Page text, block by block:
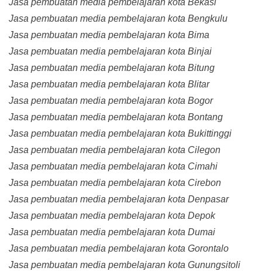
Jasa pembuatan media pembelajaran kota Bekasi
Jasa pembuatan media pembelajaran kota Bengkulu
Jasa pembuatan media pembelajaran kota Bima
Jasa pembuatan media pembelajaran kota Binjai
Jasa pembuatan media pembelajaran kota Bitung
Jasa pembuatan media pembelajaran kota Blitar
Jasa pembuatan media pembelajaran kota Bogor
Jasa pembuatan media pembelajaran kota Bontang
Jasa pembuatan media pembelajaran kota Bukittinggi
Jasa pembuatan media pembelajaran kota Cilegon
Jasa pembuatan media pembelajaran kota Cimahi
Jasa pembuatan media pembelajaran kota Cirebon
Jasa pembuatan media pembelajaran kota Denpasar
Jasa pembuatan media pembelajaran kota Depok
Jasa pembuatan media pembelajaran kota Dumai
Jasa pembuatan media pembelajaran kota Gorontalo
Jasa pembuatan media pembelajaran kota Gunungsitoli